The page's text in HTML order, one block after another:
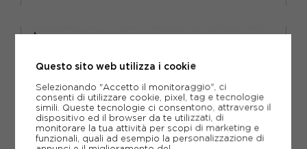
Questo sito web utilizza i cookie
Selezionando "Accetto il monitoraggio", ci
consenti di utilizzare cookie, pixel, tag e tecnologie
simili. Queste tecnologie ci consentono, attraverso il
dispositivo ed il browser da te utilizzati, di
monitorare la tua attività per scopi di marketing e
funzionali, quali ad esempio la personalizzazione di